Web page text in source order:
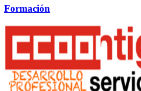
Formación